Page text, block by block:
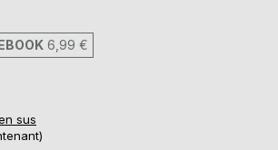
6,99 €
sus